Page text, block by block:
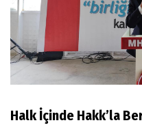
Halk İçinde Hakk’la